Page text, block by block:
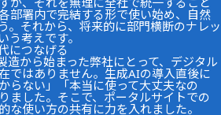
部署内で完結する形で使い始め、自然
。それから、将来的に部門横断のナレッ
う考えです。
につなげる
造から始まった弊社にとって、デジタル
ではありません。生成AIの導入直後に
らない」「本当に使って大丈夫なの
ました。そこで、ポータルサイトでの
な使い方の共有に力を入れました。